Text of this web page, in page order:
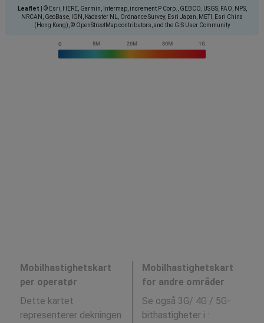
Leaflet
© Esri, HERE, Garmin, Intermap, increment P Corp., GEBCO, USGS, FAO, NPS,
NRCAN, GeoBase, IGN, Kadaster NL, Ordnance Survey, Esri Japan, METI, Esri China
(Hong Kong), © OpenStreetMap contributors, and the GIS User Community
Mobilhastighetskart
per operatør
Dette kartet
representerer dekningen
Mobilhastighetskart
for andre områder
Se også 3G/ 4G / 5G-
bithastigheter i :